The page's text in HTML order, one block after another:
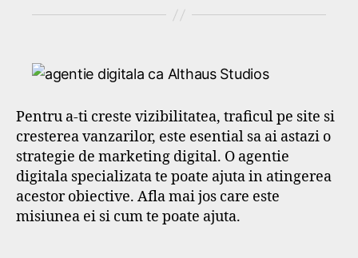
Pentru a-ti creste vizibilitatea, traficul pe site si
cresterea vanzarilor, este esential sa ai astazi o
strategie de marketing digital. O agentie
digitala specializata te poate ajuta in atingerea
acestor obiective. Afla mai jos care este
misiunea ei si cum te poate ajuta.